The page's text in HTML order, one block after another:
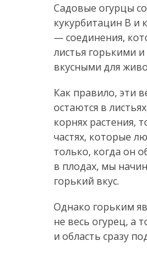
Садовые огурцы
кукурбитацин В и
— соединения,
листья горькими
вкусными для
Как правило, эти
остаются в
корнях растения,
частях, которые
только, когда он
в плодах, мы
горький вкус.
Однако горьким
не весь огурец, а
и область сразу